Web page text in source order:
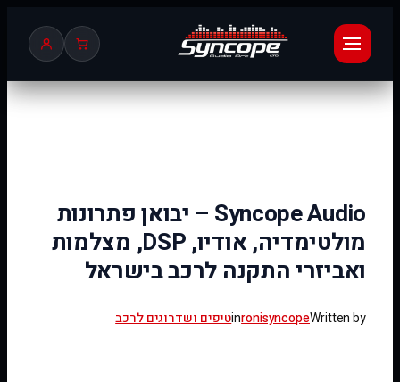
לדלג
Syncope Audio – יבואן פתרונות
מולטימדיה, אודיו, DSP, מצלמות
ואביזרי התקנה לרכב בישראל
Written by
ronisyncope
inטיפים ושדרוגים לרכב